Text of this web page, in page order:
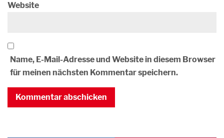
Website
Name, E-Mail-Adresse und Website in diesem Browser
für meinen nächsten Kommentar speichern.